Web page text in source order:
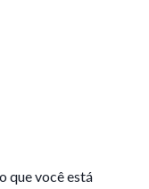
que você está